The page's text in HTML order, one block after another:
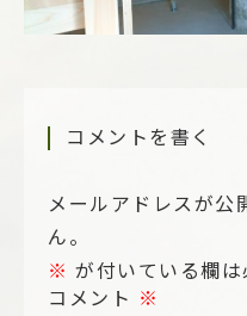
コメントを書く
メールアドレスが公
ん。
※ が付いている欄は
コメント ※